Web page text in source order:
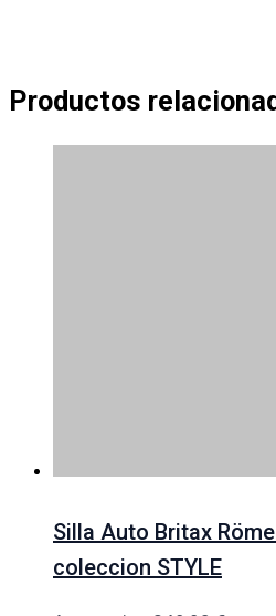
Productos
Silla Auto Britax
coleccion STYLE